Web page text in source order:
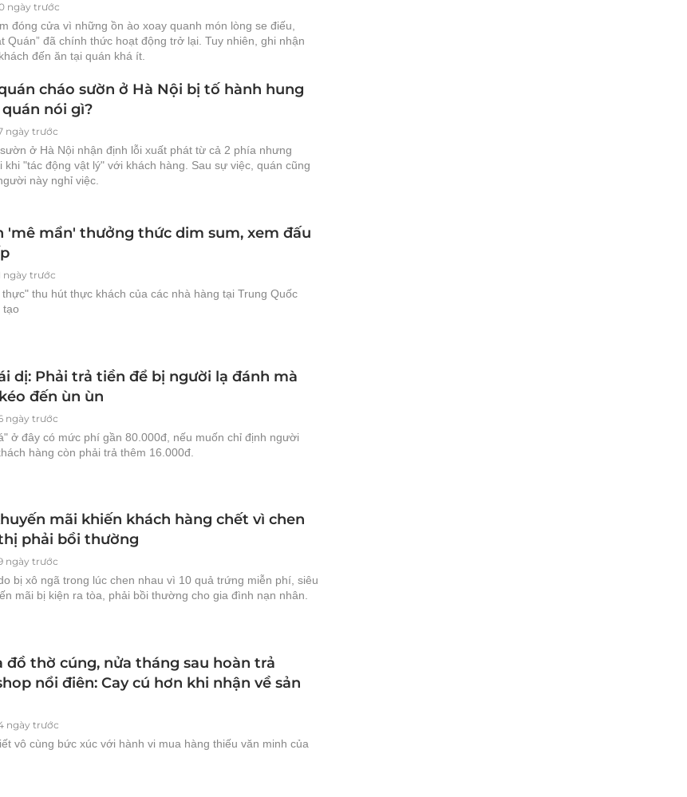
ngày trước
đóng cửa vì những ồn ào xoay quanh món lòng se điếu,
Quán” đã chính thức hoạt động trở lại. Tuy nhiên, ghi nhận
đến ăn tại quán khá ít.
ngày trước
cháo sườn ở Hà Nội bị tố hành hung
nói gì?
ở Hà Nội nhận định lỗi xuất phát từ cả 2 phía nhưng
khi "tác động vật lý" với khách hàng. Sau sự việc, quán cũng
này nghỉ việc.
ngày trước
'mê mẩn' thưởng thức dim sum, xem đấu
thu hút thực khách của các nhà hàng tại Trung Quốc
tạo
ngày trước
dị: Phải trả tiền để bị người lạ đánh mà
đến ùn ùn
ở đây có mức phí gần 80.000đ, nếu muốn chỉ định người
hàng còn phải trả thêm 16.000đ.
ngày trước
mãi khiến khách hàng chết vì chen
phải bồi thường
bị xô ngã trong lúc chen nhau vì 10 quả trứng miễn phí, siêu
mãi bị kiện ra tòa, phải bồi thường cho gia đình nạn nhân.
ngày trước
đồ thờ cúng, nửa tháng sau hoàn trả
nổi điên: Cay cú hơn khi nhận về sản
vô cùng bức xúc với hành vi mua hàng thiếu văn minh của